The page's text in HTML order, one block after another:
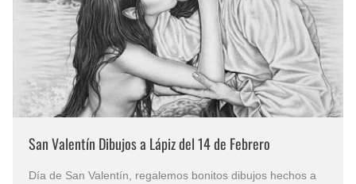
Que significan los cuadros de negras africanas?
El mundo del arte en pintura surrealista
San Valentín Dibujos a Lápiz del 14 de Febrero
Día de San Valentín, regalemos bonitos dibujos hechos a